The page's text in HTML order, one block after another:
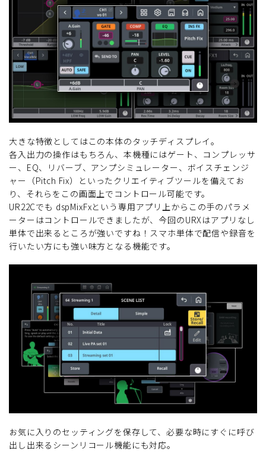
大きな特徴としてはこの本体のタッチディスプレイ。
各入出力の操作はもちろん、本機種にはゲート、コンプレッサ
ー、EQ、リバーブ、アンプシミュレーター、ボイスチェンジ
ャー（Pitch Fix）といったクリエイティブツールを備えてお
り、それらをこの画面上でコントロール可能です。
UR22Cでも dspMixFxという専用アプリ上からこの手のパラメ
ーターはコントロールできましたが、今回のURXはアプリなし
単体で出来るところが強いですね！スマホ単体で配信や録音を
行いたい方にも強い味方となる機能です。
お気に入りのセッティングを保存して、必要な時にすぐに呼び
出し出来るシーンリコール機能にも対応。